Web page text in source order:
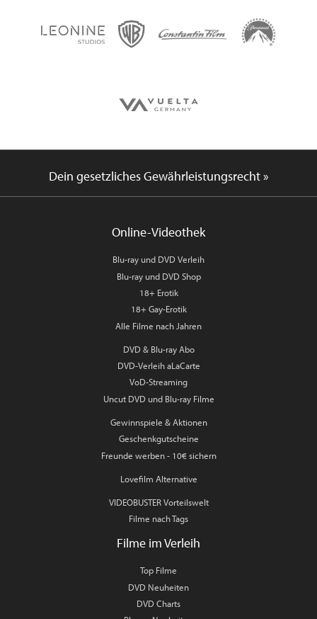
Dein gesetzliches Gewährleistungsrecht »
Online-Videothek
Blu-ray und DVD Verleih
Blu-ray und DVD Shop
18+ Erotik
18+ Gay-Erotik
Alle Filme nach Jahren
DVD & Blu-ray Abo
DVD-Verleih aLaCarte
VoD-Streaming
Uncut DVD und Blu-ray Filme
Gewinnspiele & Aktionen
Geschenkgutscheine
Freunde werben - 10€ sichern
Lovefilm Alternative
VIDEOBUSTER Vorteilswelt
Filme nach Tags
Filme im Verleih
Top Filme
DVD Neuheiten
DVD Charts